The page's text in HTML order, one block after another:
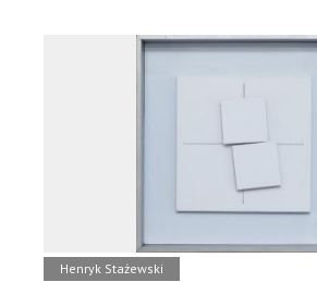
Henryk Stażewski